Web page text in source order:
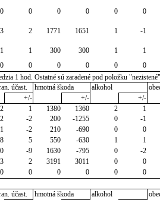
0 0 0 0 0 0
3 2 1771 1651 1 -1
1 1 300 300 1 1
0 0 0 0 0 0
1 hod. Ostatné sú zaradené pod položku "nezistené"
účast. hmotná škoda alkohol
+/- +/- +/-
2 1 1380 1360 2 1
2 -2 200 -1255 0 -1
1 -2 210 -690 0 0
8 5 550 -630 1 1
0 -9 1630 -795 0 -2
3 2 3191 3011 0 0
0 0 0 0 0 0
účast. hmotná škoda alkohol